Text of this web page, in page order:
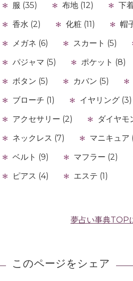
服 (35)
布地 (12) 下
香水 (2)
化粧 (11) 帽
メガネ (6)
スカート (5)
パジャマ (5)
ポケット (8)
ボタン (5)
カバン (5)
ブローチ (1)
イヤリング (3)
アクセサリー (2)
ダイヤモ
ネックレス (7)
マニキュア
ベルト (9)
マフラー (2)
ピアス (4)
エステ (1)
夢占い事典TOP
このページをシェア